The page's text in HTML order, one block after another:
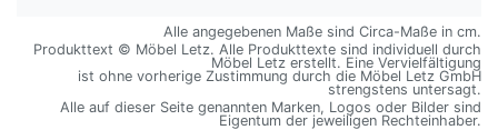
Alle angegebenen Maße sind Circa-Maße in cm.
Produkttext © Möbel Letz. Alle Produkttexte sind individuell durch
Möbel Letz erstellt. Eine Vervielfältigung
ist ohne vorherige Zustimmung durch die Möbel Letz GmbH
strengstens untersagt.
Alle auf dieser Seite genannten Marken, Logos oder Bilder sind
Eigentum der jeweiligen Rechteinhaber.